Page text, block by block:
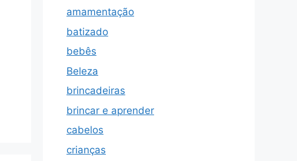
amamentação
batizado
bebês
Beleza
brincadeiras
brincar e aprender
cabelos
crianças